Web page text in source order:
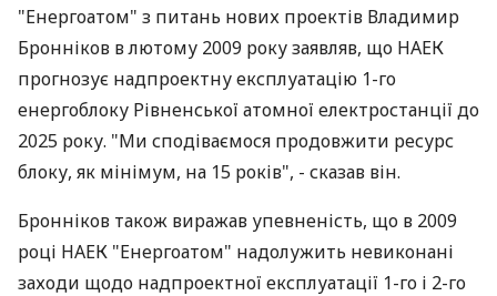
"Енергоатом" з питань нових проектів Владимир
Бронніков в лютому 2009 року заявляв, що НАЕК
прогнозує надпроектну експлуатацію 1-го
енергоблоку Рівненської атомної електростанції до
2025 року. "Ми сподіваємося продовжити ресурс
блоку, як мінімум, на 15 років", - сказав він.
Бронніков також виражав упевненість, що в 2009
році НАЕК "Енергоатом" надолужить невиконані
заходи щодо надпроектної експлуатації 1-го і 2-го